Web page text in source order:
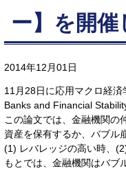
ー】を開催
2014年12月01日
11月28日に応用マクロ経
Banks and Financial
この論文では、金融機関の
資産を保有するか、バブル
(1) レバレッジの高い時、
もとでは、金融機関はバブ